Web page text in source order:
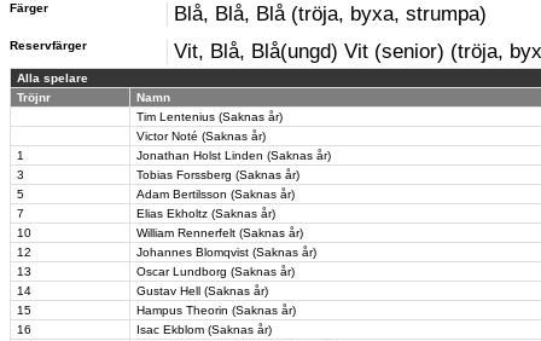
Färger Blå, Blå, Blå (tröja, byxa, strumpa)
Reservfärger Vit, Blå, Blå(ungd) Vit (senior) (tröja,
Alla spelare
Tröjnr
Namn
Tim Lentenius (Saknas år)
Victor Noté (Saknas år)
1
Jonathan Holst Linden (Saknas år)
3
Tobias Forssberg (Saknas år)
5
Adam Bertilsson (Saknas år)
7
Elias Ekholtz (Saknas år)
10
William Rennerfelt (Saknas år)
12
Johannes Blomqvist (Saknas år)
13
Oscar Lundborg (Saknas år)
14
Gustav Hell (Saknas år)
15
Hampus Theorin (Saknas år)
16
Isac Ekblom (Saknas år)